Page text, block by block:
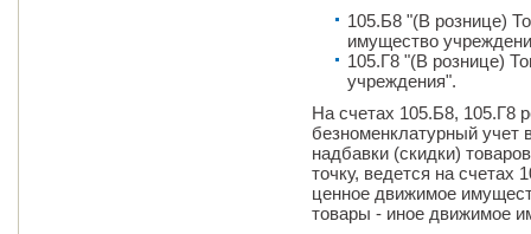
105.Б8 "(В рознице)
имущество
105.Г8 "(В рознице)
учреждения".
На счетах 105.Б8, 105.Г8
безноменклатурный учет
надбавки (скидки)
точку, ведется на счетах
ценное движимое
товары - иное движимое